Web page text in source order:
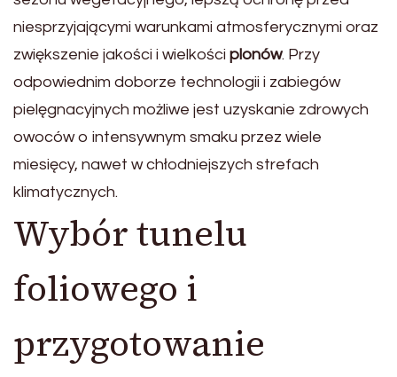
niesprzyjającymi warunkami atmosferycznymi oraz
zwiększenie jakości i wielkości plonów. Przy
odpowiednim doborze technologii i zabiegów
pielęgnacyjnych możliwe jest uzyskanie zdrowych
owoców o intensywnym smaku przez wiele
miesięcy, nawet w chłodniejszych strefach
klimatycznych.
Wybór tunelu
foliowego i
przygotowanie